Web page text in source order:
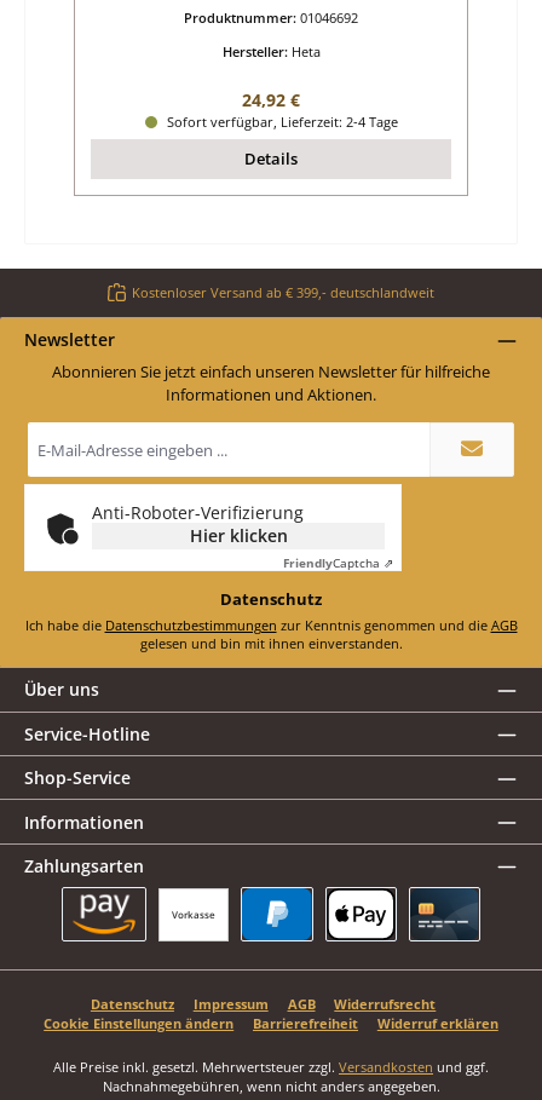
Produktnummer: 01046692
Hersteller: Heta
Regulärer Preis:
24,92 €
Sofort verfügbar, Lieferzeit: 2-4 Tage
Details
Kostenloser Versand ab € 399,- deutschlandweit
Newsletter
Abonnieren Sie jetzt einfach unseren Newsletter für hilfreiche
Informationen und Aktionen.
Mail-
Adresse
*
Anti-Roboter-Verifizierung
Hier klicken
FriendlyCaptcha ⇗
Datenschutz
Ich habe die Datenschutzbestimmungen zur Kenntnis genommen und die AGB
gelesen und bin mit ihnen einverstanden.
Über uns
Service-Hotline
Shop-Service
Informationen
Zahlungsarten
Vorkasse
Datenschutz Impressum AGB
Widerrufsrecht
Cookie Einstellungen ändern
Barrierefreiheit Widerruf erklären
Alle Preise inkl. gesetzl. Mehrwertsteuer zzgl. Versandkosten und ggf.
Nachnahmegebühren, wenn nicht anders angegeben.